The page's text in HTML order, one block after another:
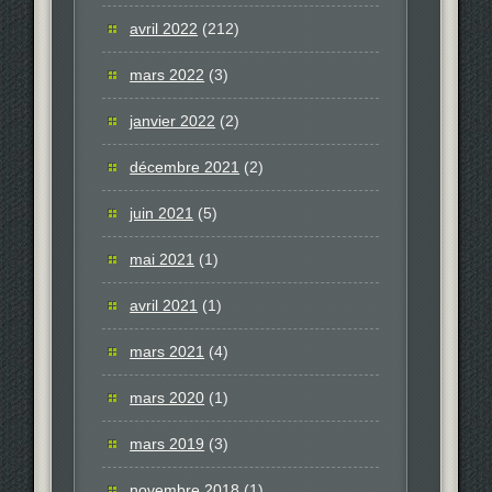
avril 2022 (212)
mars 2022 (3)
janvier 2022 (2)
décembre 2021 (2)
juin 2021 (5)
mai 2021 (1)
avril 2021 (1)
mars 2021 (4)
mars 2020 (1)
mars 2019 (3)